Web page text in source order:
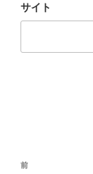
サイト
投
前
前